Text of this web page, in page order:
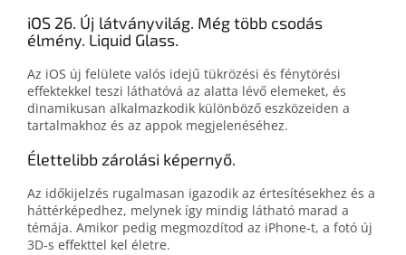
iOS 26. Új látványvilág. Még több csodás
élmény. Liquid Glass.
Az iOS új felülete valós idejű tükrözési és fénytörési
effektekkel teszi láthatóvá az alatta lévő elemeket, és
dinamikusan alkalmazkodik különböző eszközeiden a
tartalmakhoz és az appok megjelenéséhez.
Élettelibb zárolási képernyő.
Az időkijelzés rugalmasan igazo­dik az értesí­té­sek­hez és a
háttér­képedhez, melynek így mindig látható marad a
témája. Amikor pedig megmozdítod az iPhone‑t, a fotó új
3D‑s effekttel kel életre.